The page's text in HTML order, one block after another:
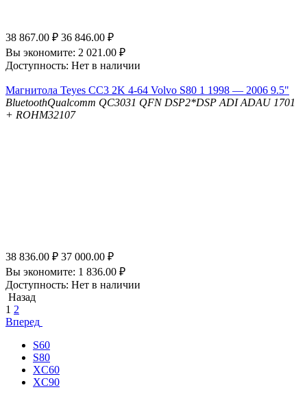
38 867.00 ₽ 36 846.00 ₽
Вы экономите: 2 021.00 ₽
Доступность: Нет в наличии
Магнитола Teyes CC3 2K 4-64 Volvo S80 1 1998 — 2006 9.5"
BluetoothQualcomm QC3031 QFN DSP2*DSP ADI ADAU 1701
+ ROHM32107
38 836.00 ₽ 37 000.00 ₽
Вы экономите: 1 836.00 ₽
Доступность: Нет в наличии
Назад
1 2
Вперед
S60
S80
XC60
XC90